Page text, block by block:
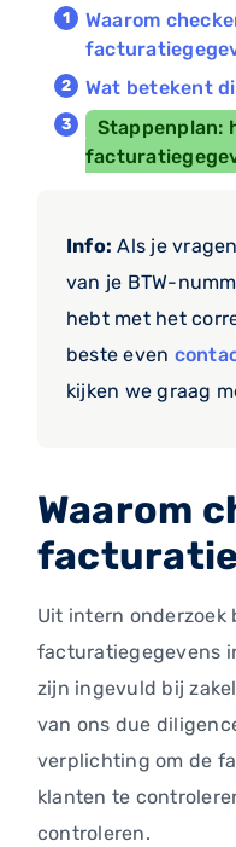
Waarom
Wat betekent
Stappenplan:
Info: Als je
van je BTW-
hebt met het
beste even
kijken we graag
Waarom
Uit intern onderzoek
facturatiegegevens
zijn ingevuld bij
van ons due
verplichting om de
klanten te
controleren.